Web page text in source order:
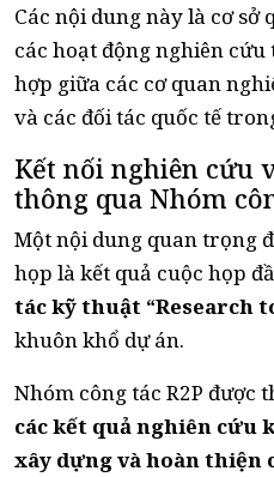
Các nội dung này là cơ
các hoạt động nghiên
hợp giữa các cơ quan
và các đối tác quốc tế
Kết nối nghiên cứu
thông qua Nhóm
Một nội dung quan trọng
họp là kết quả cuộc họp
tác kỹ thuật “Research
khuôn khổ dự án.
Nhóm công tác R2P được
các kết quả nghiên cứu
xây dựng và hoàn thiện